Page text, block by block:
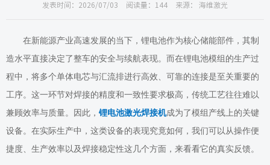
发表时间：2026/07/03 阅读量：144 来源： 海维激光
在新能源产业高速发展的当下，锂电池作为核心储能部件，其制
造水平直接决定了整车的安全与续航表现。而在锂电池模组的生产过
程中，将多个单体电芯与汇流排进行高效、可靠的连接是至关重要的
工序。这一环节对焊接的精度和一致性要求极高，传统工艺往往难以
兼顾效率与质量。因此， 锂电池激光焊接机成为了模组产线上的关键
设备。在实际生产中，这类设备的表现究竟如何，我们可以从操作便
捷度、生产效率以及焊接稳定性这几个方面，来看看它的真实反馈。